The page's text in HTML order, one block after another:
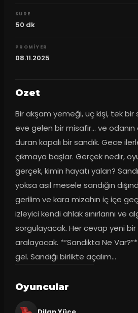
SURE
50 dk
PROMIYER
08.11.2025
Ozet
Bir akşam yemeği, üç kişi, tek bir
eve gelen bir misafir… ve odanın
duran kapalı bir sandık. Gece
çıkmaya başlar. Gerçek nedir,
gerçek, kimin hayatı yalan?
yoksa asıl mesele sandığın
gerilim ve kara mizahın iç içe
izleyici kendi ahlak sınırlarını ve
sorgulayacak. Her cevap yeni bir
aralayacak. *“Sandıkta Ne
gel. Sandığı birlikte açalım...
Oyuncular